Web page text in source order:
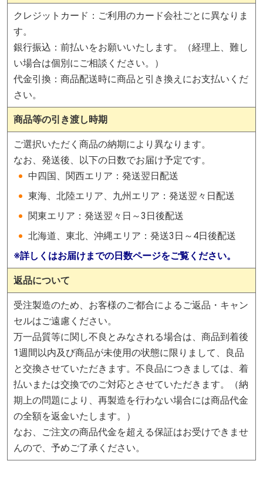
クレジットカード：ご利用のカード会社ごとに異なりま
す。
銀行振込：前払いをお願いいたします。（経理上、難し
い場合は個別にご相談ください。）
代金引換：商品配送時に商品と引き換えにお支払いくだ
さい。
商品等の引き渡し時期
ご選択いただく商品の納期により異なります。
なお、発送後、以下の日数でお届け予定です。
中四国、関西エリア：発送翌日配送
東海、北陸エリア、九州エリア：発送翌々日配送
関東エリア：発送翌々日～3日後配送
北海道、東北、沖縄エリア：発送3日～4日後配送
※詳しくはお届けまでの日数ページをご覧ください。
返品について
受注製造のため、お客様のご都合によるご返品・キャン
セルはご遠慮ください。
万一品質等に関し不良とみなされる場合は、商品到着後
1週間以内及び商品が未使用の状態に限りまして、良品
と交換させていただきます。不良品につきましては、着
払いまたは交換でのご対応とさせていただきます。（納
期上の問題により、再製造を行わない場合には商品代金
の全額を返金いたします。）
なお、ご注文の商品代金を超える保証はお受けできませ
んので、予めご了承ください。